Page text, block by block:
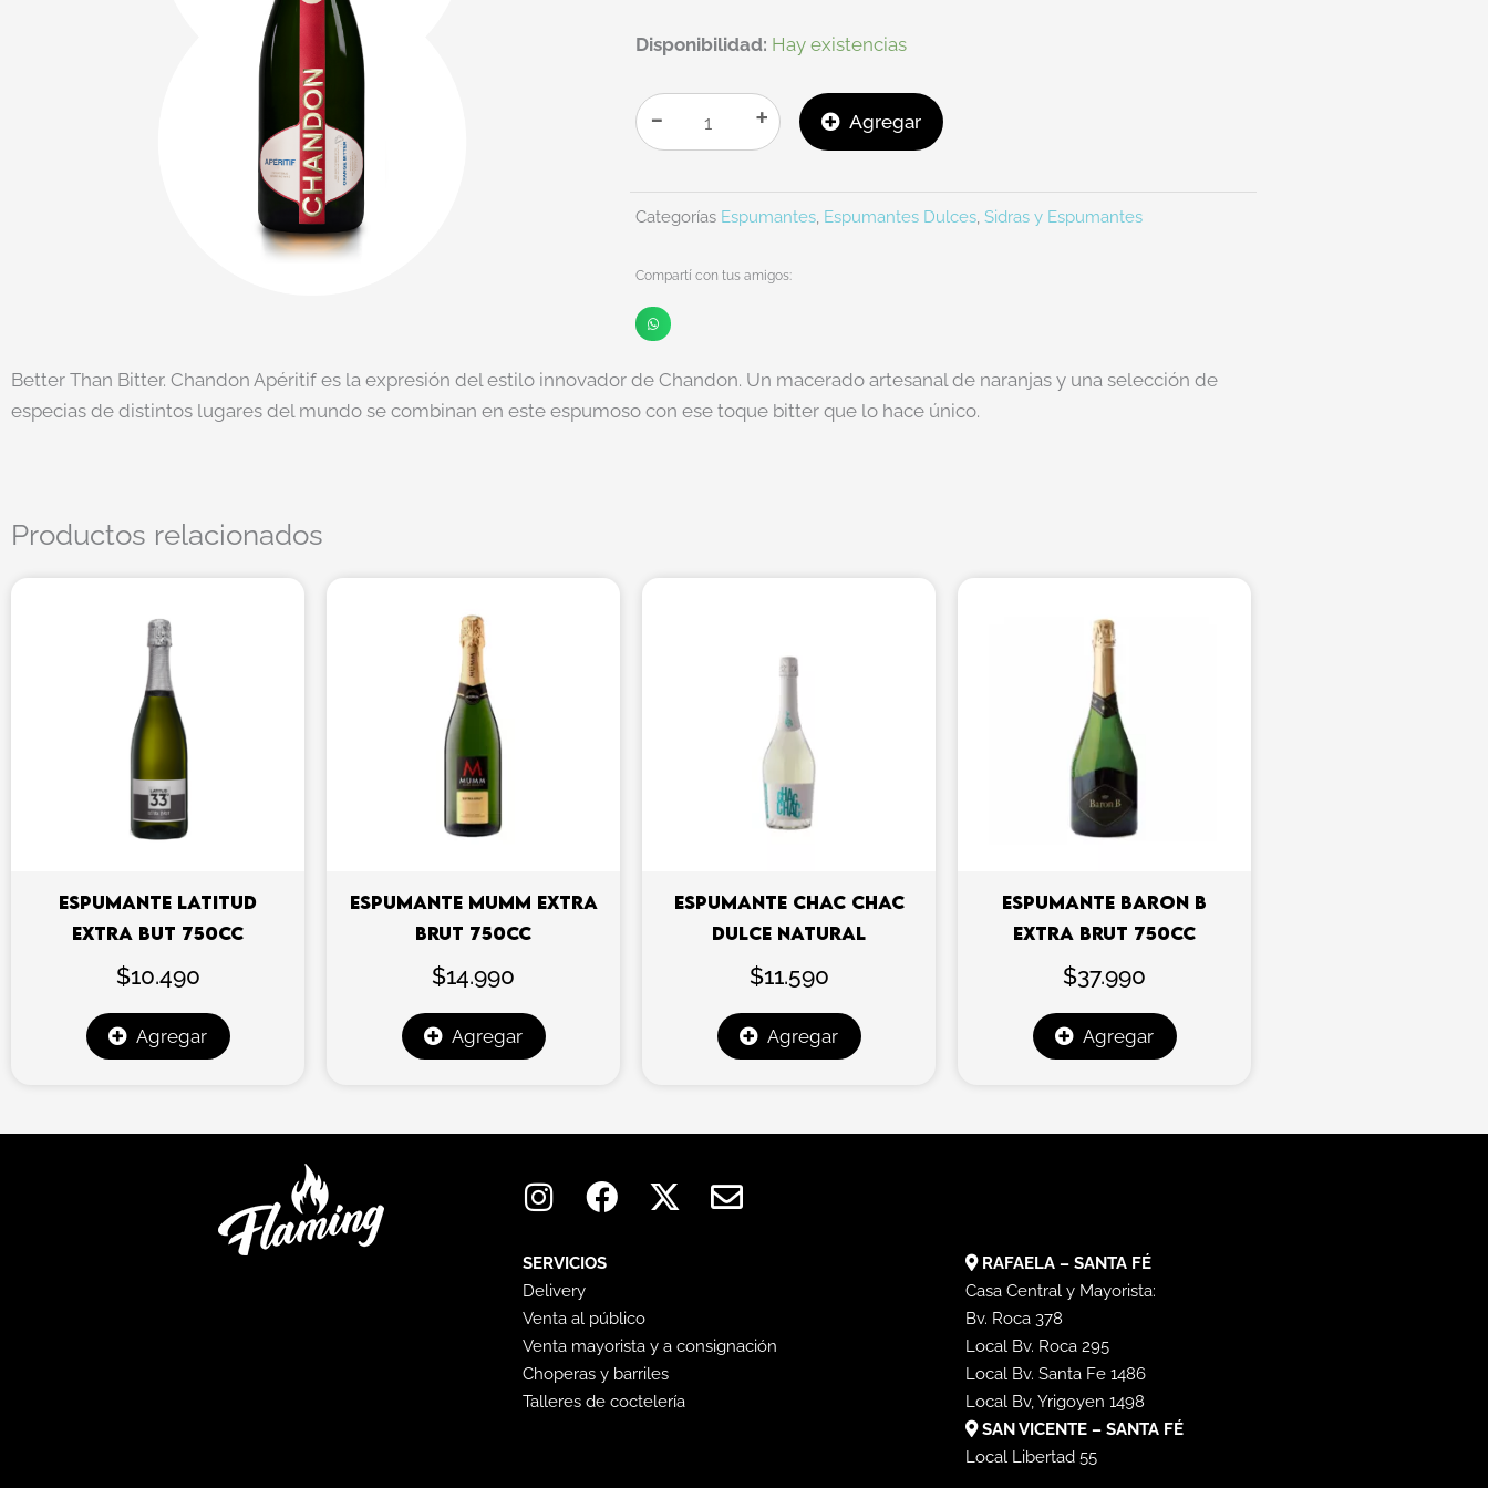
Disponibilidad: Hay existencias
-
ESPUMANTE
750CC
+ Agregar
Categorías Espumantes, Espumantes Dulces, Sidras y Espumantes
Compartí con tus amigos:
Better Than Bitter. Chandon Apéritif es la expresión del estilo innovador de Chandon. Un macerado artesanal de naranjas y una selección de
especias de distintos lugares del mundo se combinan en este espumoso con ese toque bitter que lo hace único.
Productos relacionados
ESPUMANTE LATITUD
EXTRA BUT 750CC
$10.490
Agregar
ESPUMANTE MUMM EXTRA
BRUT 750CC
$14.990
Agregar
ESPUMANTE CHAC CHAC
DULCE NATURAL
$11.590
Agregar
ESPUMANTE BARON B
EXTRA BRUT 750CC
$37.990
Agregar
n
t
a
g
r
a
a
e
o
o
k
-
t
e
n
p
SERVICIOS
Delivery
Venta al público
Venta mayorista y a consignación
Choperas y barriles
Talleres de coctelería
RAFAELA – SANTA FÉ
Casa Central y Mayorista:
Bv. Roca 378
Local Bv. Roca 295
Local Bv. Santa Fe 1486
Local Bv, Yrigoyen 1498
SAN VICENTE – SANTA FÉ
Local Libertad 55